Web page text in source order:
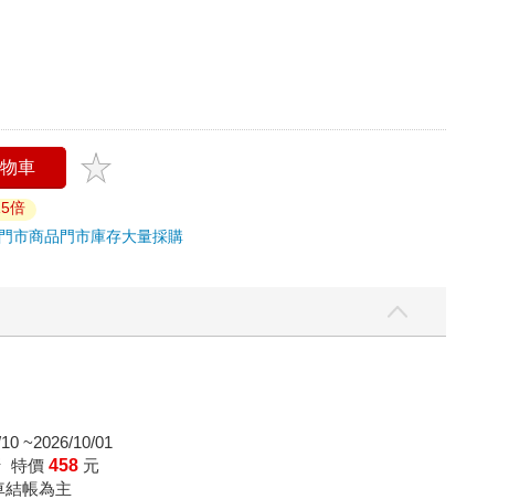
車
倍
市商品門市庫存大量採購
~2026/10/01
特價 458 元
帳為主